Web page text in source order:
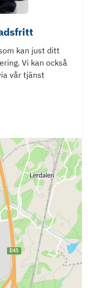
kan just ditt
Vi kan också
vår tjänst